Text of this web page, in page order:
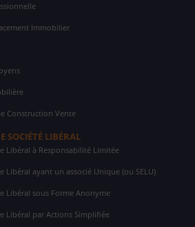
Immobilier
Construction Vente
SOCIÉTÉ LIBÉRAL
Libéral à Responsabilité Limitée
Libéral ayant un associé Unique (ou SELU)
Libéral sous Forme Anonyme
Libéral par Actions Simplifiée